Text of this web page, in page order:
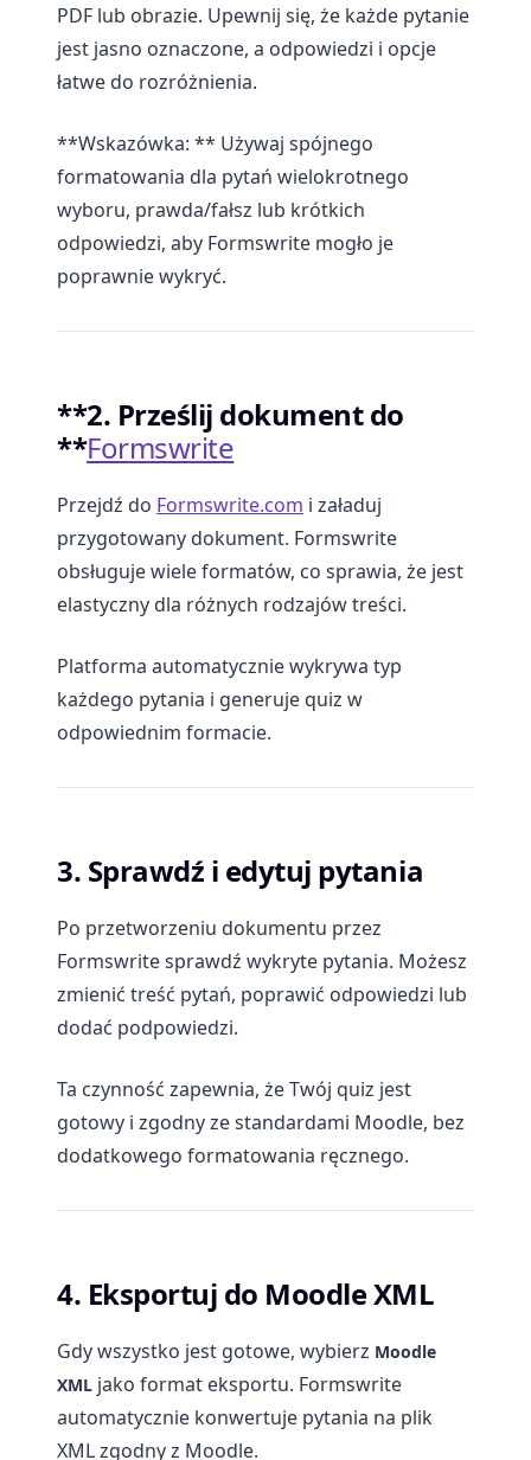
PDF lub obrazie. Upewnij się, że każde pytanie
jest jasno oznaczone, a odpowiedzi i opcje
łatwe do rozróżnienia.
**Wskazówka: ** Używaj spójnego
formatowania dla pytań wielokrotnego
wyboru, prawda/fałsz lub krótkich
odpowiedzi, aby Formswrite mogło je
poprawnie wykryć.
**2. Prześlij dokument do
**Formswrite
Przejdź do Formswrite.com i załaduj
przygotowany dokument. Formswrite
obsługuje wiele formatów, co sprawia, że jest
elastyczny dla różnych rodzajów treści.
Platforma automatycznie wykrywa typ
każdego pytania i generuje quiz w
odpowiednim formacie.
3. Sprawdź i edytuj pytania
Po przetworzeniu dokumentu przez
Formswrite sprawdź wykryte pytania. Możesz
zmienić treść pytań, poprawić odpowiedzi lub
dodać podpowiedzi.
Ta czynność zapewnia, że Twój quiz jest
gotowy i zgodny ze standardami Moodle, bez
dodatkowego formatowania ręcznego.
4. Eksportuj do Moodle XML
Gdy wszystko jest gotowe, wybierz Moodle
XML jako format eksportu. Formswrite
automatycznie konwertuje pytania na plik
XML zgodny z Moodle.